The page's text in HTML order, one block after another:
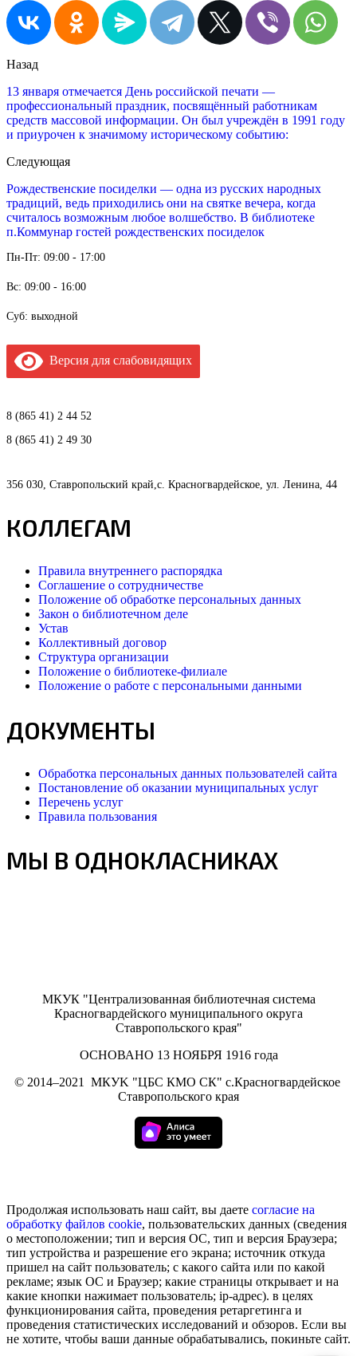
Назад
13 января отмечается День российской печати —
профессиональный праздник, посвящённый работникам
средств массовой информации. Он был учреждён в 1991 году
и приурочен к значимому историческому событию:
Следующая
Рождественские посиделки — одна из русских народных
традиций, ведь приходились они на святке вечера, когда
считалось возможным любое волшебство. В библиотеке
п.Коммунар гостей рождественских посиделок
Пн-Пт: 09:00 - 17:00
Вс: 09:00 - 16:00
Суб: выходной
Версия для слабовидящих
8 (865 41) 2 44 52
8 (865 41) 2 49 30
356 030, Ставропольский край,с. Красногвардейское, ул. Ленина, 44
КОЛЛЕГАМ
Правила внутреннего распорядка
Соглашение о сотрудничестве
Положение об обработке персональных данных
Закон о библиотечном деле
Устав
Коллективный договор
Структура организации
Положение о библиотеке-филиале
Положение о работе с персональными данными
ДОКУМЕНТЫ
Обработка персональных данных пользователей сайта
Постановление об оказании муниципальных услуг
Перечень услуг
Правила пользования
МЫ В ОДНОКЛАСНИКАХ
МКУК "Централизованная библиотечная система
Красногвардейского муниципального округа
Ставропольского края"
ОСНОВАНО 13 НОЯБРЯ 1916 года
© 2014–2021
МКУK "ЦБС КМО СК" с.Красногвардейское
Ставропольского края
Продолжая использовать наш сайт, вы даете согласие на
обработку файлов cookie, пользовательских данных (сведения
о местоположении; тип и версия ОС, тип и версия Браузера;
тип устройства и разрешение его экрана; источник откуда
пришел на сайт пользователь; с какого сайта или по какой
рекламе; язык ОС и Браузер; какие страницы открывает и на
какие кнопки нажимает пользователь; ip-адрес). в целях
функционирования сайта, проведения ретаргетинга и
проведения статистических исследований и обзоров. Если вы
не хотите, чтобы ваши данные обрабатывались, покиньте сайт.